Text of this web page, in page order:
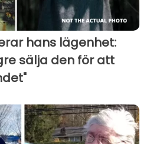
hans lägenhet:
sälja den för att